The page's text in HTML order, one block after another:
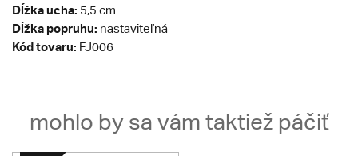
Dĺžka ucha: 5,5 cm
Dĺžka popruhu: nastaviteľná
Kód tovaru: FJ006
mohlo by sa vám taktiež páčiť